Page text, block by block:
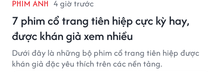
PHIM ẢNH 4 giờ trước
7 phim cổ trang tiên hiệp cực kỳ hay,
được khán giả xem nhiều
Dưới đây là những bộ phim cổ trang tiên hiệp được
khán giả đặc yêu thích trên các nền tảng.